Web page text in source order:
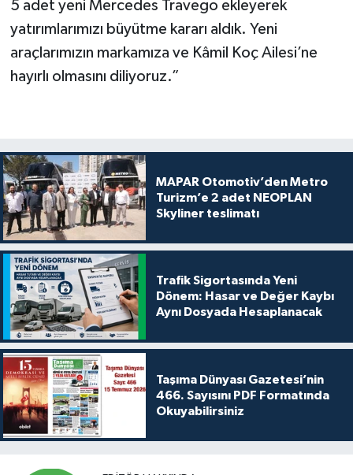
5 adet yeni Mercedes Travego ekleyerek
yatırımlarımızı büyütme kararı aldık. Yeni
araçlarımızın markamıza ve Kâmil Koç Ailesi’ne
hayırlı olmasını diliyoruz.”
MAPAR Otomotiv’den Metro
Turizm’e 2 adet NEOPLAN
Skyliner teslimatı
Trafik Sigortasında Yeni
Dönem: Hasar ve Değer Kaybı
Aynı Dosyada Hesaplanacak
Taşıma Dünyası Gazetesi’nin
466. Sayısını PDF Formatında
Okuyabilirsiniz